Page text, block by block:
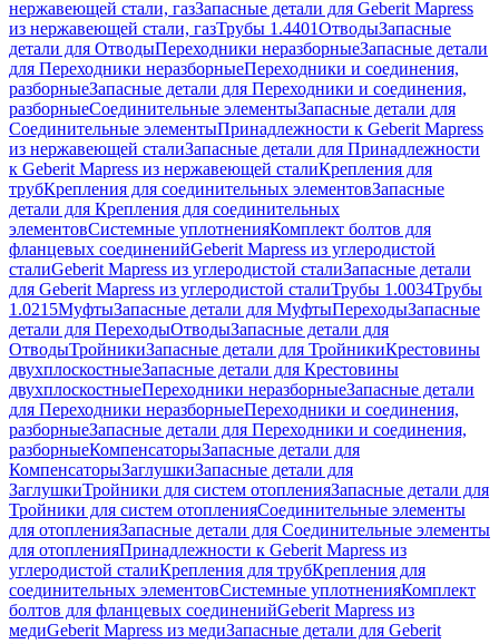
нержавеющей стали, газЗапасные детали для Geberit Mapress
из нержавеющей стали, газТрубы 1.4401ОтводыЗапасные
детали для ОтводыПереходники неразборныеЗапасные детали
для Переходники неразборныеПереходники и соединения,
разборныеЗапасные детали для Переходники и соединения,
разборныеСоединительные элементыЗапасные детали для
Соединительные элементыПринадлежности к Geberit Mapress
из нержавеющей сталиЗапасные детали для Принадлежности
к Geberit Mapress из нержавеющей сталиКрепления для
трубКрепления для соединительных элементовЗапасные
детали для Крепления для соединительных
элементовСистемные уплотненияКомплект болтов для
фланцевых соединенийGeberit Mapress из углеродистой
сталиGeberit Mapress из углеродистой сталиЗапасные детали
для Geberit Mapress из углеродистой сталиТрубы 1.0034Трубы
1.0215МуфтыЗапасные детали для МуфтыПереходыЗапасные
детали для ПереходыОтводыЗапасные детали для
ОтводыТройникиЗапасные детали для ТройникиКрестовины
двухплоскостныеЗапасные детали для Крестовины
двухплоскостныеПереходники неразборныеЗапасные детали
для Переходники неразборныеПереходники и соединения,
разборныеЗапасные детали для Переходники и соединения,
разборныеКомпенсаторыЗапасные детали для
КомпенсаторыЗаглушкиЗапасные детали для
ЗаглушкиТройники для систем отопленияЗапасные детали для
Тройники для систем отопленияСоединительные элементы
для отопленияЗапасные детали для Соединительные элементы
для отопленияПринадлежности к Geberit Mapress из
углеродистой сталиКрепления для трубКрепления для
соединительных элементовСистемные уплотненияКомплект
болтов для фланцевых соединенийGeberit Mapress из
медиGeberit Mapress из медиЗапасные детали для Geberit